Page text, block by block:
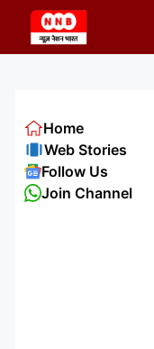
content
Home
Web Stories
Follow Us
Join Channel